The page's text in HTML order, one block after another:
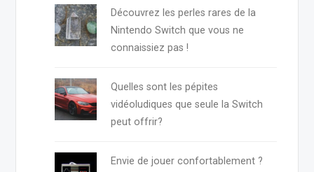
Découvrez les perles rares de la
Nintendo Switch que vous ne
connaissiez pas !
Quelles sont les pépites
vidéoludiques que seule la Switch
peut offrir?
Envie de jouer confortablement ?